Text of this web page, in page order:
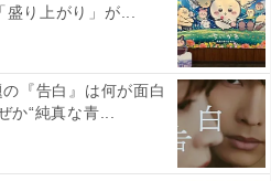
り上がり」が...
『告白』は何が面白
か“純真な青...